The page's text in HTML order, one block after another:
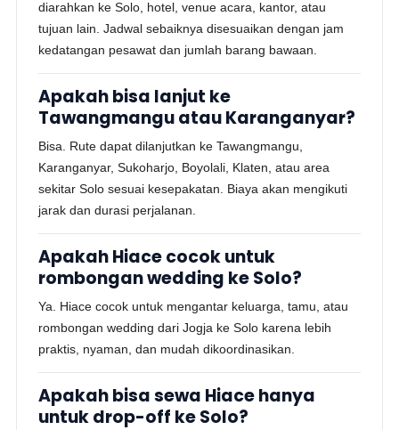
diarahkan ke Solo, hotel, venue acara, kantor, atau
tujuan lain. Jadwal sebaiknya disesuaikan dengan jam
kedatangan pesawat dan jumlah barang bawaan.
Apakah bisa lanjut ke
Tawangmangu atau Karanganyar?
Bisa. Rute dapat dilanjutkan ke Tawangmangu,
Karanganyar, Sukoharjo, Boyolali, Klaten, atau area
sekitar Solo sesuai kesepakatan. Biaya akan mengikuti
jarak dan durasi perjalanan.
Apakah Hiace cocok untuk
rombongan wedding ke Solo?
Ya. Hiace cocok untuk mengantar keluarga, tamu, atau
rombongan wedding dari Jogja ke Solo karena lebih
praktis, nyaman, dan mudah dikoordinasikan.
Apakah bisa sewa Hiace hanya
untuk drop-off ke Solo?